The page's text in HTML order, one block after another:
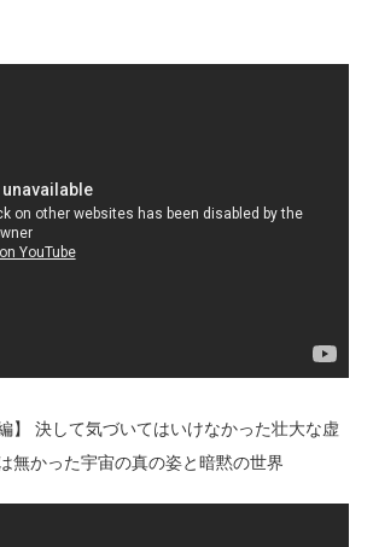
】 決して気づいてはいけなかった壮大な虚
無かった宇宙の真の姿と暗黙の世界